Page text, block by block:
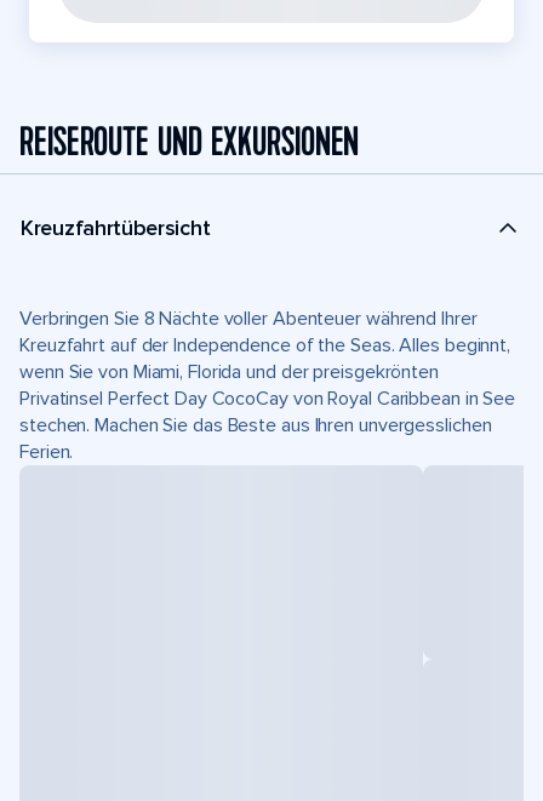
REISEROUTE UND EXKURSIONEN
Kreuzfahrtübersicht
Verbringen Sie 8 Nächte voller Abenteuer während Ihrer
Kreuzfahrt auf der Independence of the Seas. Alles beginnt,
wenn Sie von Miami, Florida und der preisgekrönten
Privatinsel Perfect Day CocoCay von Royal Caribbean in See
stechen. Machen Sie das Beste aus Ihren unvergesslichen
Ferien.